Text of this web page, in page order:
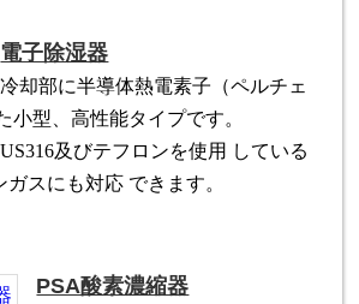
電子除湿器
冷却部に半導体熱電素子（ペルチェ
小型、高性能タイプです。
及びテフロンを使用 している
スにも対応 できます。
PSA酸素濃縮器